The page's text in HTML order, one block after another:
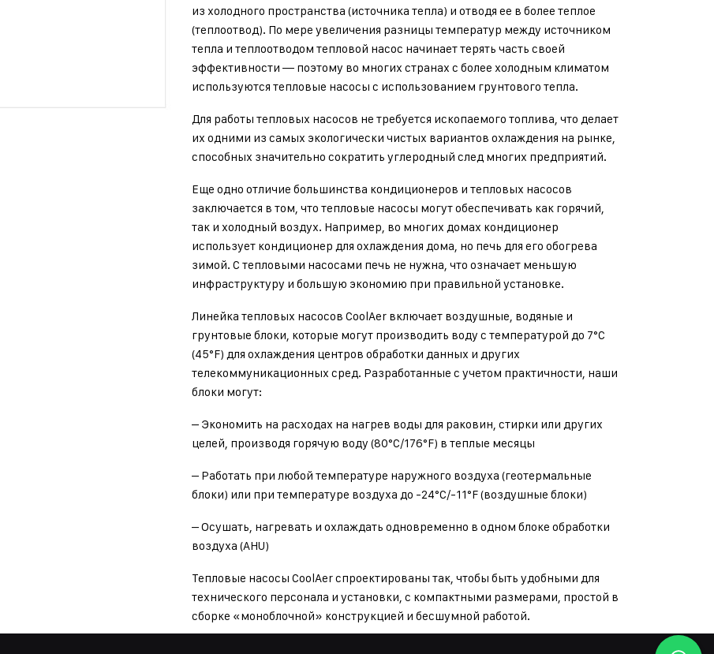
из холодного пространства (источника тепла) и отводя ее в более теплое
(теплоотвод). По мере увеличения разницы температур между источником
тепла и теплоотводом тепловой насос начинает терять часть своей
эффективности — поэтому во многих странах с более холодным климатом
используются тепловые насосы с использованием грунтового тепла.
Для работы тепловых насосов не требуется ископаемого топлива, что делает
их одними из самых экологически чистых вариантов охлаждения на рынке,
способных значительно сократить углеродный след многих предприятий.
Еще одно отличие большинства кондиционеров и тепловых насосов
заключается в том, что тепловые насосы могут обеспечивать как горячий,
так и холодный воздух. Например, во многих домах кондиционер
использует кондиционер для охлаждения дома, но печь для его обогрева
зимой. С тепловыми насосами печь не нужна, что означает меньшую
инфраструктуру и большую экономию при правильной установке.
Линейка тепловых насосов CoolAer включает воздушные, водяные и
грунтовые блоки, которые могут производить воду с температурой до 7°C
(45°F) для охлаждения центров обработки данных и других
телекоммуникационных сред. Разработанные с учетом практичности, наши
блоки могут:
– Экономить на расходах на нагрев воды для раковин, стирки или других
целей, производя горячую воду (80°C/176°F) в теплые месяцы
– Работать при любой температуре наружного воздуха (геотермальные
блоки) или при температуре воздуха до -24°C/-11°F (воздушные блоки)
– Осушать, нагревать и охлаждать одновременно в одном блоке обработки
воздуха (AHU)
Тепловые насосы CoolAer спроектированы так, чтобы быть удобными для
технического персонала и установки, с компактными размерами, простой в
сборке «моноблочной» конструкцией и бесшумной работой.